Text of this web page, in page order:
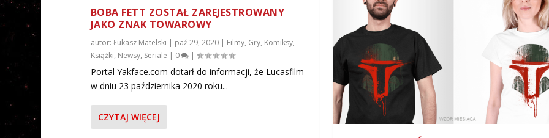
BOBA FETT ZOSTAŁ ZAREJESTROWANY
JAKO ZNAK TOWAROWY
autor: Łukasz Matelski | paź 29, 2020| Filmy, Gry, Komiksy,
Książki, Newsy, Seriale | 0 |
Portal Yakface.com dotarł do informacji, że Lucasfilm
w dniu 23 października 2020 roku...
CZYTAJ WIĘCEJ